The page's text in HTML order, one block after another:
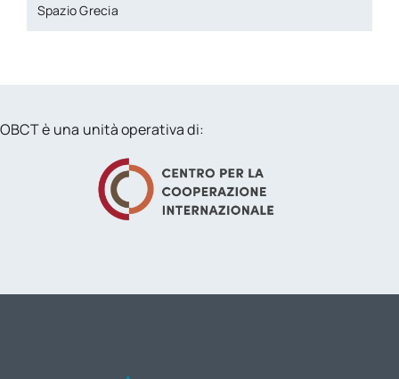
Spazio Grecia
OBCT è una unità operativa di: